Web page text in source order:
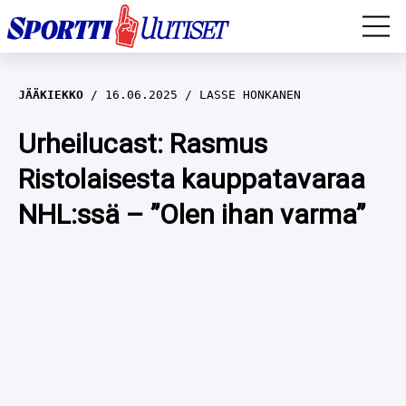
EM-YLEISURHEILU
JÄÄKIEKKO
YLEISURHEILU
WILMA HELTELÄ
TALVILAJIT
JÄÄKIEKKO 16.06.2025 LASSE HONKANEN
Urheilucast: Rasmus
Ristolaisesta kauppatavaraa
NHL:ssä – ”Olen ihan varma”